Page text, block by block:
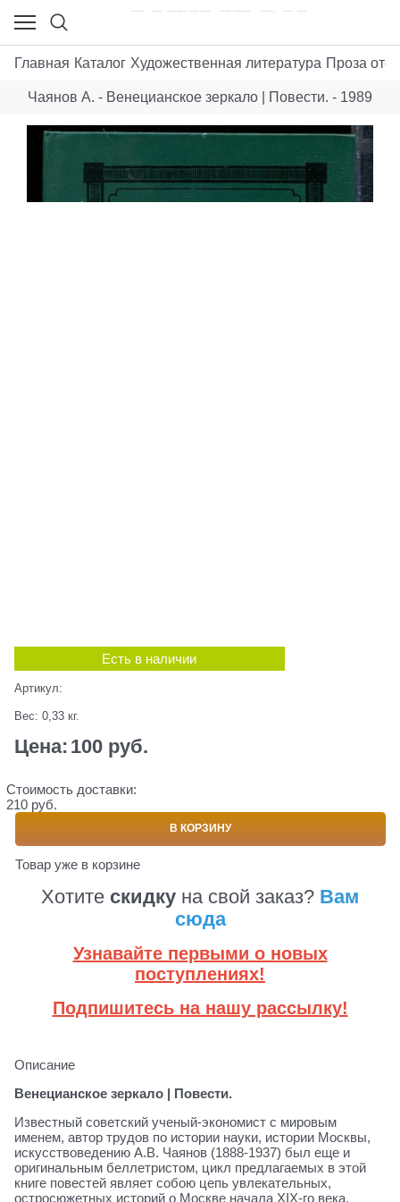
Главная Каталог Художественная литература Проза
Чаянов А. - Венецианское зеркало | Повести. - 1989
Есть в наличии
Артикул:
Вес: 0,33 кг.
Цена: 100 руб.
Стоимость доставки:
210 руб.
В КОРЗИНУ
Товар уже в корзине
Хотите скидку на свой заказ? Вам
сюда
Узнавайте первыми о новых
поступлениях!
Подпишитесь на нашу рассылку!
Описание
Венецианское зеркало | Повести.
Известный советский ученый-экономист с мировым
именем, автор трудов по истории науки, истории Москвы,
искусствоведению А.В. Чаянов (1888-1937) был еще и
оригинальным беллетристом, цикл предлагаемых в этой
книге повестей являет собою цепь увлекательных,
остросюжетных историй о Москве начала ХIХ-го века.